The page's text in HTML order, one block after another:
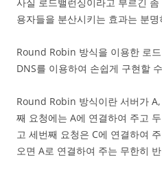
용자들을 분산시키는 효과는 분
Round Robin 방식을 이용한 로
DNS를 이용하여 손쉽게 구현할
Round Robin 방식이란 서버가
째 요청에는 A에 연결하여 주고
고 세번째 요청은 C에 연결하여
오면 A로 연결하여 주는 무한히